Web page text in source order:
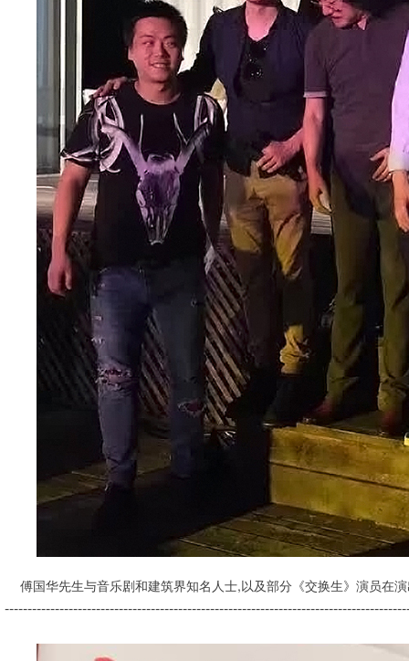
傅国华先生与音乐剧和建筑界知名人士,以及部分《交换生》演员在